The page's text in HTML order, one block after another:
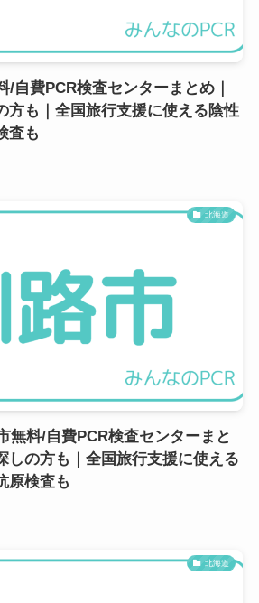
/自費PCR検査センターまとめ｜
方も｜全国旅行支援に使える陰性
査も
北海道
無料/自費PCR検査センターまと
しの方も｜全国旅行支援に使える
原検査も
北海道